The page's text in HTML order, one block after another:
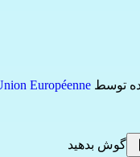
توسط Européenne
گوش بدهید